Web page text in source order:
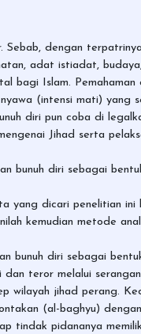
dengan
adat istiadat,
bagi Islam. Pemahaman
(intensi mati) yang
diri pun coba di
Jihad serta
bunuh diri sebagai
yang dicari penelitian
kemudian metode
bunuh diri sebagai
teror melalui
wilayah jihad perang.
(al-baghyu)
tindak pidananya